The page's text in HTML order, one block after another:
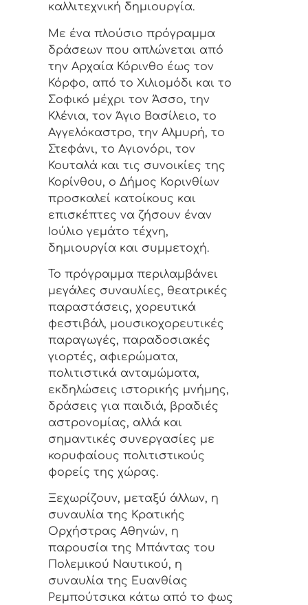
καλλιτεχνική δημιουργία.
Με ένα πλούσιο πρόγραμμα
δράσεων που απλώνεται από
την Αρχαία Κόρινθο έως τον
Κόρφο, από το Χιλιομόδι και το
Σοφικό μέχρι τον Άσσο, την
Κλένια, τον Άγιο Βασίλειο, το
Αγγελόκαστρο, την Αλμυρή, το
Στεφάνι, το Αγιονόρι, τον
Κουταλά και τις συνοικίες της
Κορίνθου, ο Δήμος Κορινθίων
προσκαλεί κατοίκους και
επισκέπτες να ζήσουν έναν
Ιούλιο γεμάτο τέχνη,
δημιουργία και συμμετοχή.
Το πρόγραμμα περιλαμβάνει
μεγάλες συναυλίες, θεατρικές
παραστάσεις, χορευτικά
φεστιβάλ, μουσικοχορευτικές
παραγωγές, παραδοσιακές
γιορτές, αφιερώματα,
πολιτιστικά ανταμώματα,
εκδηλώσεις ιστορικής μνήμης,
δράσεις για παιδιά, βραδιές
αστρονομίας, αλλά και
σημαντικές συνεργασίες με
κορυφαίους πολιτιστικούς
φορείς της χώρας.
Ξεχωρίζουν, μεταξύ άλλων, η
συναυλία της Κρατικής
Ορχήστρας Αθηνών, η
παρουσία της Μπάντας του
Πολεμικού Ναυτικού, η
συναυλία της Ευανθίας
Ρεμπούτσικα κάτω από το φως